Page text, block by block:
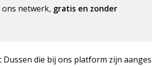
netwerk, gratis en zonder
die bij ons platform zijn